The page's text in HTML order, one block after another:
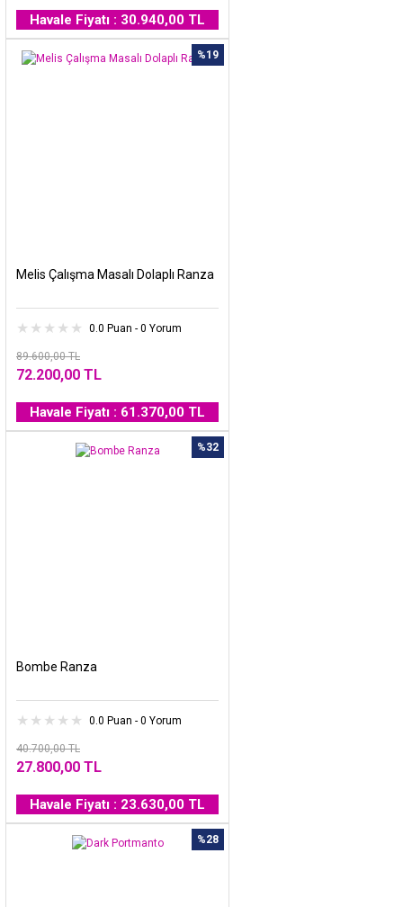
Havale Fiyatı : 30.940,00 TL
%19
Melis Çalışma Masalı Dolaplı Ranza
0.0 Puan - 0 Yorum
89.600,00 TL
72.200,00 TL
Havale Fiyatı : 61.370,00 TL
%32
Bombe Ranza
0.0 Puan - 0 Yorum
40.700,00 TL
27.800,00 TL
Havale Fiyatı : 23.630,00 TL
%28